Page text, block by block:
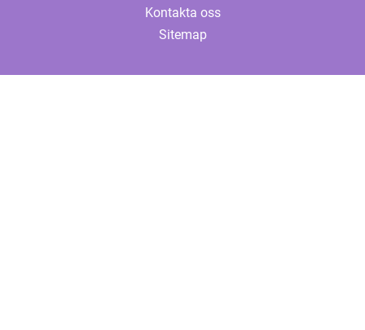
Kontakta oss
Sitemap